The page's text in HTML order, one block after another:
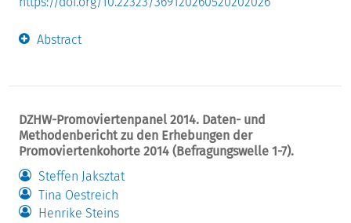
Abstract
DZHW-Promoviertenpanel 2014. Daten- und
Methodenbericht zu den Erhebungen der
Promoviertenkohorte 2014 (Befragungswelle 1-7).
Steffen Jaksztat
Tina Oestreich
Henrike Steins